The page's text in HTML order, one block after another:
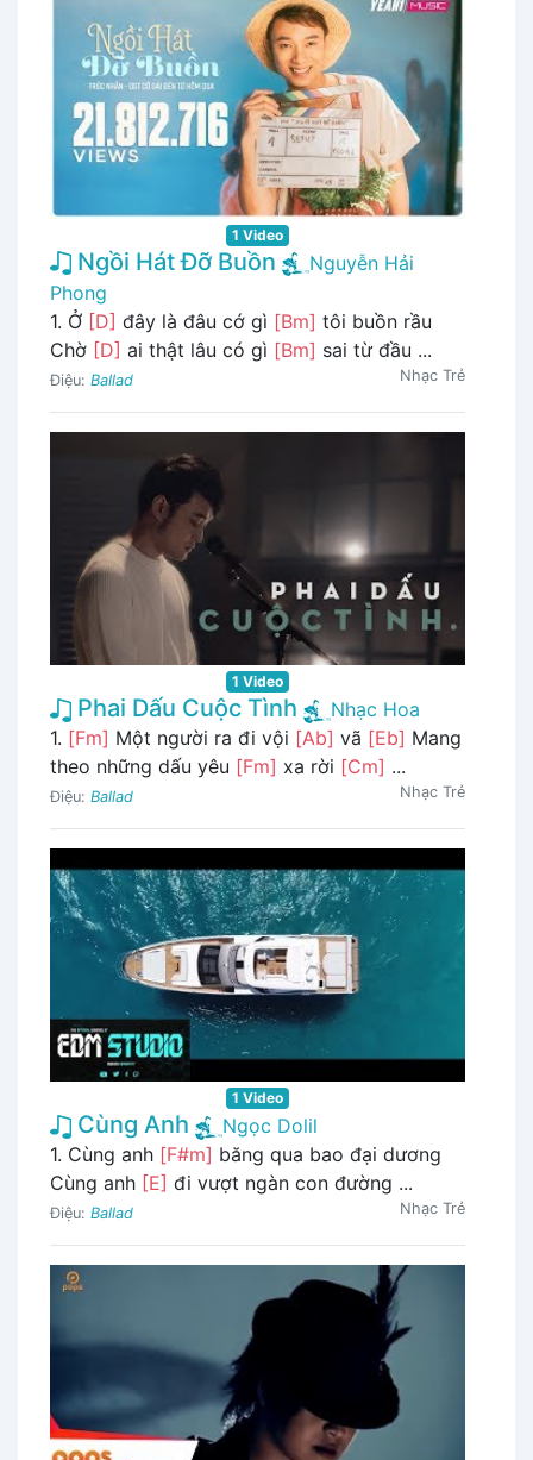
1 Video
Ngồi Hát Đỡ Buồn
Nguyễn Hải
Phong
1. Ở [D] đây là đâu cớ gì [Bm] tôi buồn rầu
Chờ [D] ai thật lâu có gì [Bm] sai từ đầu ...
Điệu: Ballad Nhạc Trẻ
1 Video
Phai Dấu Cuộc Tình
Nhạc Hoa
1. [Fm] Một người ra đi vội [Ab] vã [Eb] Mang
theo những dấu yêu [Fm] xa rời [Cm] ...
Điệu: Ballad Nhạc Trẻ
1 Video
Cùng Anh
Ngọc Dolil
1. Cùng anh [F#m] băng qua bao đại dương
Cùng anh [E] đi vượt ngàn con đường ...
Điệu: Ballad Nhạc Trẻ